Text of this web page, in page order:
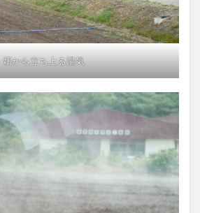
畑から立ち上る湯気